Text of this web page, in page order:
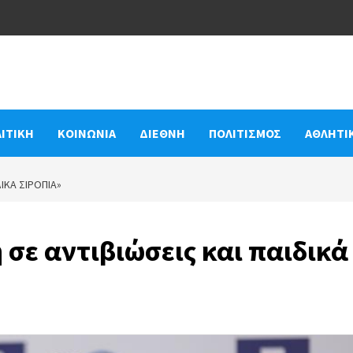
ΚΟΙΝΩΝΙΑ ΔΙΕΘΝΗ ΠΟΛΙΤΙΣΜΟΣ
ΣΙΡΌΠΙΑ»
αντιβιώσεις και παιδικά